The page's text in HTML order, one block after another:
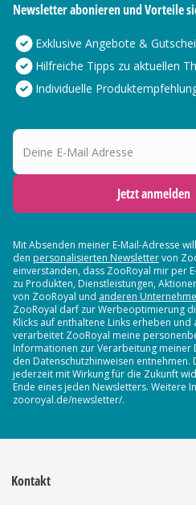
Newsletter abonieren und Vorteile
Exklusive Angebote &
Hilfreiche Tipps zu aktuellen
Individuelle
Deine E-Mail Adresse
Jetzt anmelden
Mit Absenden meiner E-Mail-Adresse
den personalisierten Newslettervon
einverstanden, dass ZooRoyal mir per
zu Produkten, Dienstleistungen,
von ZooRoyal und anderen
ZooRoyal darf zur Werbeoptimierung
Klicks auf enthaltene Links erheben
verarbeitet ZooRoyal meine
Informationen zur Verarbeitung meiner
den Datenschutzhinweisen entnehmen.
jederzeit mit Wirkung für die Zukunft
Ende eines jeden Newsletters. Weitere
zooroyal.de/newsletter/.
Kontakt